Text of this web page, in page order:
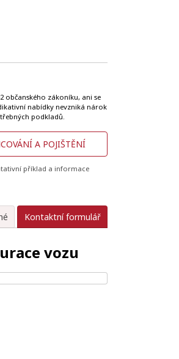
občanského zákoníku, ani se
nabídky nevzniká nárok
podkladů.
A POJIŠTĚNÍ
příklad a informace
Kontaktní formulář
vozu